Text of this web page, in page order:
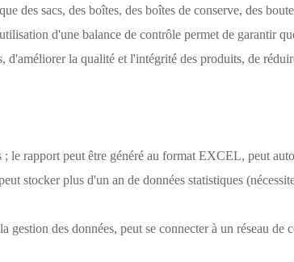
des sacs, des boîtes, des boîtes de conserve, des
d'une balance de contrôle permet de garantir
d'améliorer la qualité et l'intégrité des produits, de
le rapport peut être généré au format EXCEL, peut
stocker plus d'un an de données statistiques
gestion des données, peut se connecter à un réseau de